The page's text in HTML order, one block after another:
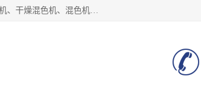
汕头经济特区震龙塑料机械有限公司专注于制造强力粉碎机、静音粉碎机、塑料粉碎机、强力塑料粉碎机、干燥混色机、混色机、冷水机、上料机等塑料辅助机械。